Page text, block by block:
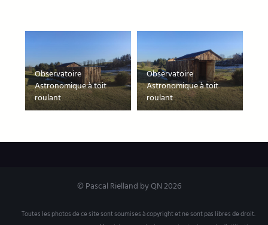
Observatoire
Astronomique à toit
roulant
Observatoire
Astronomique à toit
roulant
© Pascal Rielland by QN 2026
Toutes les photos de ce site sont soumises à copyright et ne sont pas libres de droit.